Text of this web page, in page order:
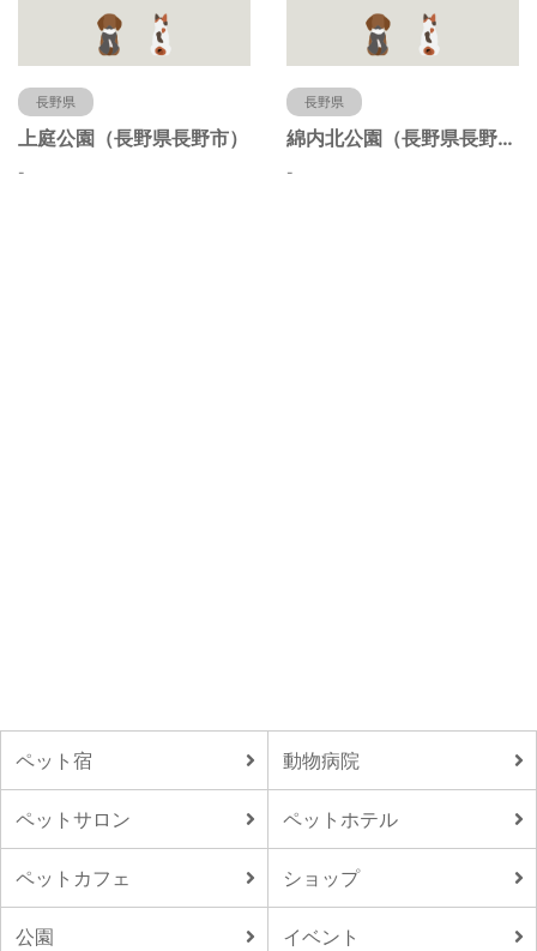
長野県
上庭公園（長野県長野市）
-
長野県
綿内北公園（長野県長野市）
-
ペット宿 動物病院
ペットサロン ペットホテル
ペットカフェ ショップ
公園 イベント